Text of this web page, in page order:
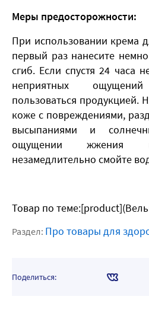
Меры предосторожности:
При использовании крема
первый раз нанесите
сгиб. Если спустя 24 часа
неприятных
пользоваться продукцией.
коже с повреждениями,
высыпаниями и
ощущении жжения
незамедлительно смойте
Товар по
Раздел: Про товары для
Поделиться: